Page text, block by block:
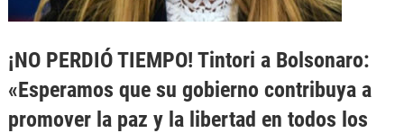
¡NO PERDIÓ TIEMPO! Tintori a Bolsonaro:
«Esperamos que su gobierno contribuya a
promover la paz y la libertad en todos los